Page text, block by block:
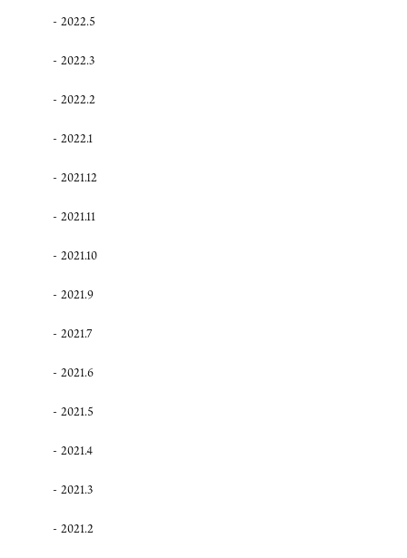
2022.5
2022.3
2022.2
2022.1
2021.12
2021.11
2021.10
2021.9
2021.7
2021.6
2021.5
2021.4
2021.3
2021.2